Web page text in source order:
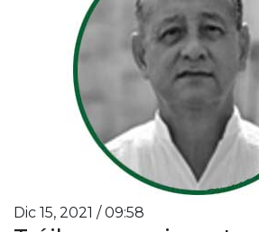
Dic 15, 2021 / 09:58